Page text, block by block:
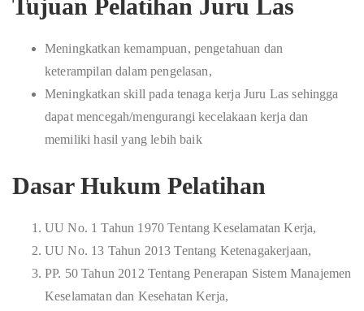
Tujuan Pelatihan Juru Las
Meningkatkan kemampuan, pengetahuan dan
keterampilan dalam pengelasan,
Meningkatkan skill pada tenaga kerja Juru Las sehingga
dapat mencegah/mengurangi kecelakaan kerja dan
memiliki hasil yang lebih baik
Dasar Hukum Pelatihan
UU No. 1 Tahun 1970 Tentang Keselamatan Kerja,
UU No. 13 Tahun 2013 Tentang Ketenagakerjaan,
PP. 50 Tahun 2012 Tentang Penerapan Sistem Manajemen
Keselamatan dan Kesehatan Kerja,